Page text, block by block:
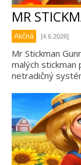
MR
Akčná [4.6.2026]
Mr Stickman
malých stickman
netradičný